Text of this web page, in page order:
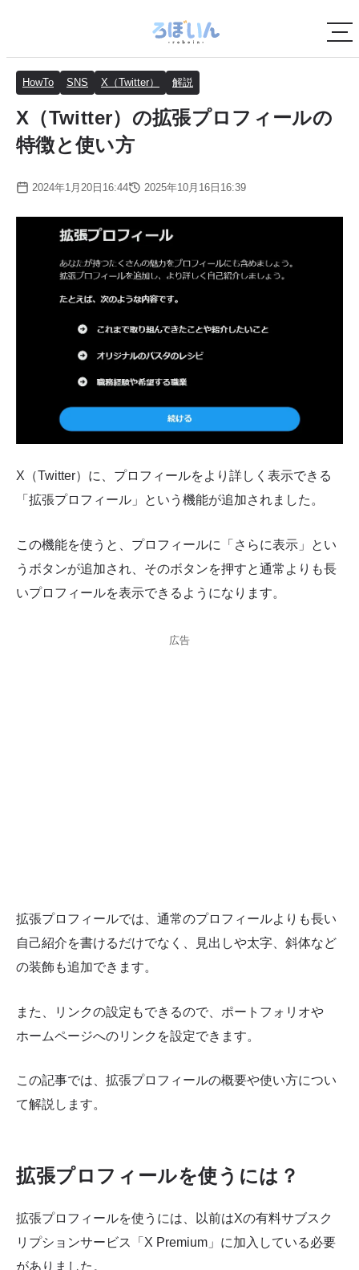
HowTo SNS X（Twitter） 解説
X（Twitter）の拡張プロフィールの
特徴と使い方
2024年1月20日16:44 2025年10月16日16:39
X（Twitter）に、プロフィールをより詳しく表示できる
「拡張プロフィール」という機能が追加されました。
この機能を使うと、プロフィールに「さらに表示」とい
うボタンが追加され、そのボタンを押すと通常よりも長
いプロフィールを表示できるようになります。
広告
拡張プロフィールでは、通常のプロフィールよりも長い
自己紹介を書けるだけでなく、見出しや太字、斜体など
の装飾も追加できます。
また、リンクの設定もできるので、ポートフォリオや
ホームページへのリンクを設定できます。
この記事では、拡張プロフィールの概要や使い方につい
て解説します。
拡張プロフィールを使うには？
拡張プロフィールを使うには、以前はXの有料サブスク
リプションサービス「X Premium」に加入している必要
がありました。